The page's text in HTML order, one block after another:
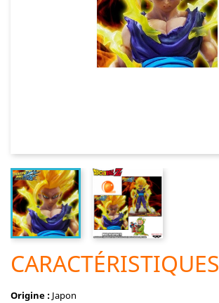
CARACTÉRISTIQUES
Origine : Japon